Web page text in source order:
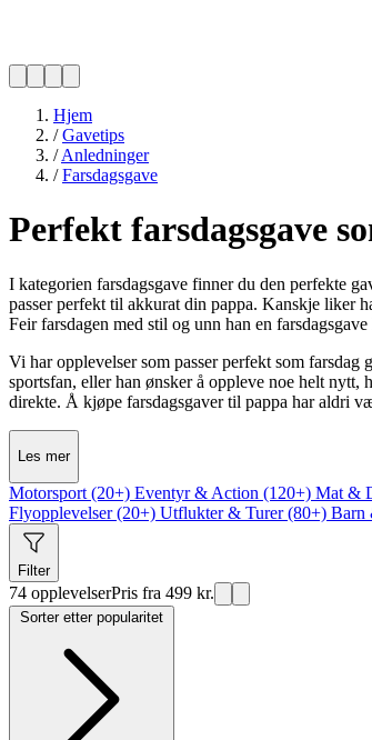
Hjem
/Gavetips
/Anledninger
/Farsdagsgave
Perfekt farsdagsgave
I kategorien farsdagsgave finner du den perfekte
passer perfekt til akkurat din pappa. Kanskje liker
Feir farsdagen med stil og unn han en
Vi har opplevelser som passer perfekt som
sportsfan, eller han ønsker å oppleve noe helt
direkte. Å kjøpe farsdagsgaver til pappa har aldri
Les mer
Motorsport (20+) Eventyr & Action (120+) Mat &
Flyopplevelser (20+) Utflukter & Turer (80+) Barn
Filter
74 opplevelserPris fra 499 kr.